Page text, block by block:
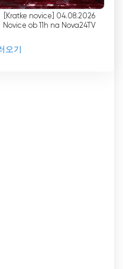
스 조직으로 묘사되
을 가진 보도와 콘텐
하게 뉴스를 접하고
[Kratke novice] 04.08.2026
Novice ob 11h na Nova24TV
오기